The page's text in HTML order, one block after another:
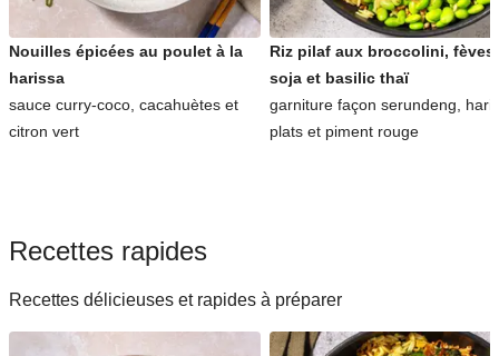
Nouilles épicées au poulet à la
harissa
sauce curry-coco, cacahuètes et
citron vert
Riz pilaf aux broccolini, fèves
soja et basilic thaï
garniture façon serundeng,
plats et piment rouge
Recettes rapides
Recettes délicieuses et rapides à préparer